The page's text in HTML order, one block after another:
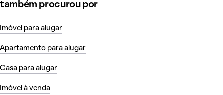
também procurou por
Imóvel para alugar
Apartamento para alugar
Casa para alugar
Imóvel à venda